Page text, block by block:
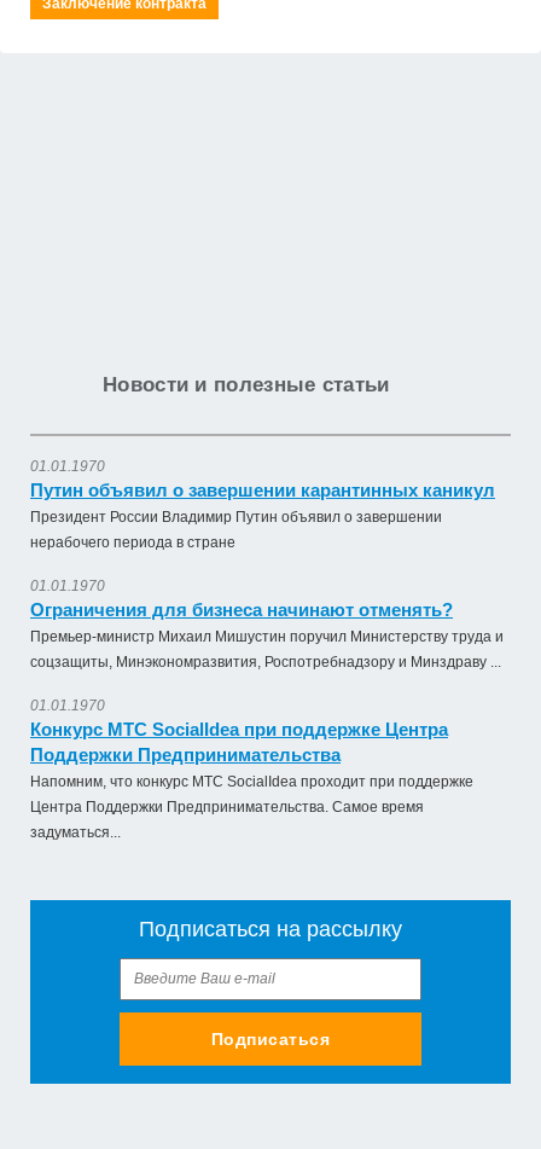
Заключение контракта
Новости и полезные статьи
01.01.1970
Путин объявил о завершении карантинных каникул
Президент России Владимир Путин объявил о завершении
нерабочего периода в стране
01.01.1970
Ограничения для бизнеса начинают отменять?
Премьер-министр Михаил Мишустин поручил Министерству труда и
соцзащиты, Минэкономразвития, Роспотребнадзору и Минздраву ...
01.01.1970
Конкурс МТС SocialIdea при поддержке Центра
Поддержки Предпринимательства
Напомним, что конкурс МТС SocialIdea проходит при поддержке
Центра Поддержки Предпринимательства. Самое время
задуматься...
Подписаться на рассылку
Подписаться